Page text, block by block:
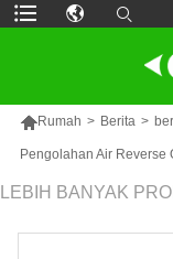
Rumah > Berita >
Pengolahan Air Reverse
LEBIH BANYAK